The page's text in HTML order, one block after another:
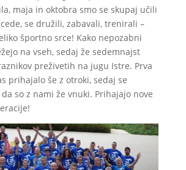
maja in oktobra smo se skupaj učili
se družili, zabavali, trenirali –
športno srce! Kako nepozabni
na vseh, sedaj že sedemnajst
preživetih na jugu Istre. Prva
prihajalo še z otroki, sedaj se
so z nami že vnuki. Prihajajo nove